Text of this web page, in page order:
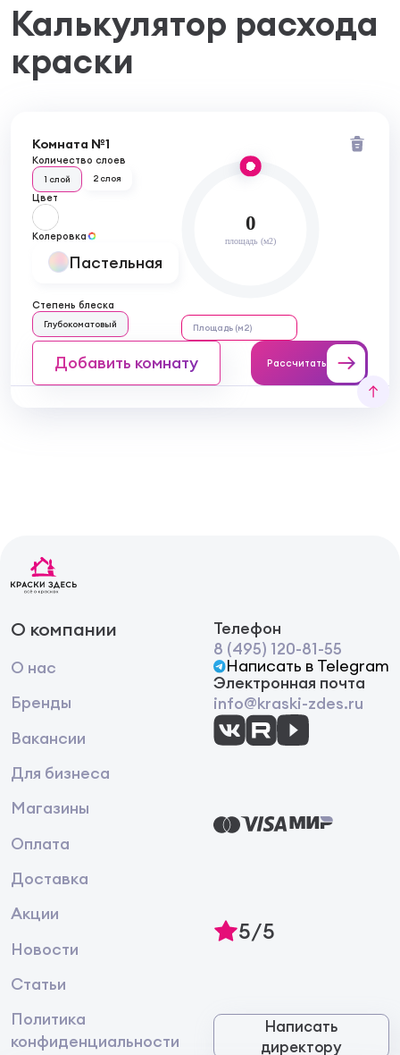
Калькулятор расхода
краски
Комната №1
Количество слоев
1 слой 2 слоя
Цвет
Колеровка
Пастельная
Степень блеска
Глубокоматовый
0
площадь (м2)
Добавить комнату Рассчитать
О компании
О нас
Бренды
Вакансии
Для бизнеса
Магазины
Оплата
Доставка
Акции
Новости
Статьи
Политика
конфиденциальности
Телефон
8 (495) 120-81-55
Написать в Telegram
Электронная почта
info@kraski-zdes.ru
5/5
Написать
директору